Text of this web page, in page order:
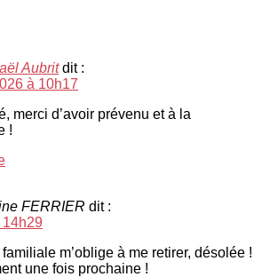
Aubrit dit :
à 10h17
merci d’avoir prévenu et à la
!
FERRIER dit :
m’oblige à me retirer, désolée !
une fois prochaine !